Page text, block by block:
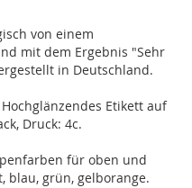
von einem
mit dem Ergebnis "Sehr
in Deutschland.
Etikett auf
Druck: 4c.
für oben und
blau, grün, gelborange.